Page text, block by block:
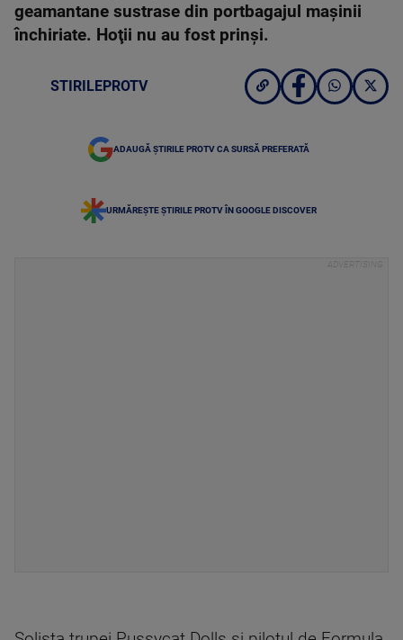
geamantane sustrase din portbagajul maşinii
închiriate. Hoţii nu au fost prinşi.
STIRILEPROTV
ADAUGĂ ȘTIRILE PROTV CA SURSĂ PREFERATĂ
URMĂREȘTE ȘTIRILE PROTV ÎN GOOGLE DISCOVER